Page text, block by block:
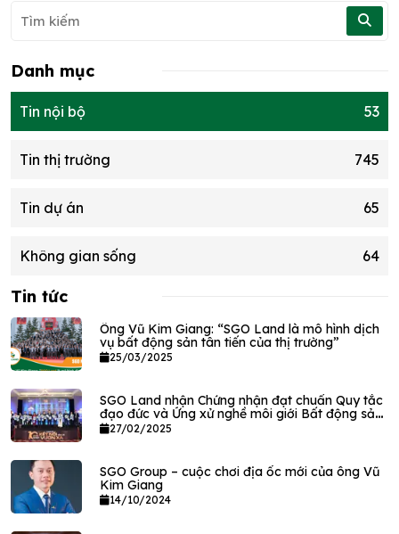
Danh mục
Tin nội bộ 53
Tin thị trường 745
Tin dự án 65
Không gian sống 64
Tin tức
Ông Vũ Kim Giang: “SGO Land là mô hình dịch
vụ bất động sản tân tiến của thị trường”
25/03/2025
SGO Land nhận Chứng nhận đạt chuẩn Quy tắc
đạo đức và Ứng xử nghề môi giới Bất động sản
VPEC
27/02/2025
SGO Group – cuộc chơi địa ốc mới của ông Vũ
Kim Giang
14/10/2024